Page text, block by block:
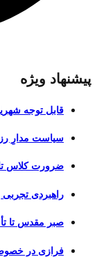
پیشنهاد ویژه
قابل توجه
سیاست مدارِ
ضرورت کلاس
راهبردی تجربی
صبر مقدس تا
فرازی در خصوص